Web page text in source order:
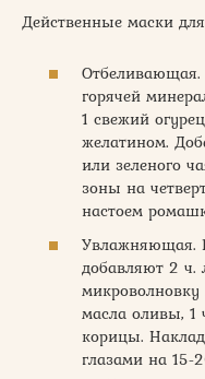
Действенные маски
горячей
1 свежий
желатином.
или зеленого
зоны на
настоем
Увлажняющая.
добавляют 2 ч.
микроволновку
масла оливы, 1
корицы.
глазами на 15-